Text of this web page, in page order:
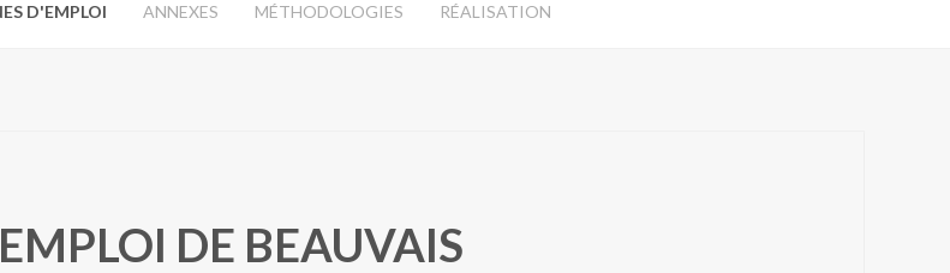
D'EMPLOI ANNEXES MÉTHODOLOGIES RÉALISATION
DE BEAUVAIS